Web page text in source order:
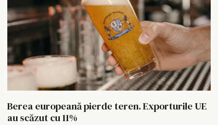
Berea europeană pierde teren. Exporturile UE
au scăzut cu 11%